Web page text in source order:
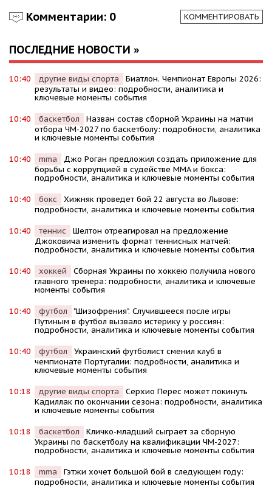
Комментарии: 0 КОММЕНТИРОВАТЬ
ПОСЛЕДНИЕ НОВОСТИ »
10:40 другие виды спорта
Биатлон. Чемпионат Европы 2026:
результаты и видео: подробности, аналитика и
ключевые моменты события
10:40 баскетбол
Назван состав сборной Украины на матчи
отбора ЧМ-2027 по баскетболу: подробности, аналитика
и ключевые моменты события
10:40 mma
Джо Роган предложил создать приложение для
борьбы с коррупцией в судействе MMA и бокса:
подробности, аналитика и ключевые моменты события
10:40 бокс
Хижняк проведет бой 22 августа во Львове:
подробности, аналитика и ключевые моменты события
10:40 теннис
Шелтон отреагировал на предложение
Джоковича изменить формат теннисных матчей:
подробности, аналитика и ключевые моменты события
10:40 хоккей
Сборная Украины по хоккею получила нового
главного тренера: подробности, аналитика и ключевые
моменты события
10:40 футбол
"Шизофрения". Случившееся после игры
Путиным в футбол вызвало истерику у россиян:
подробности, аналитика и ключевые моменты события
10:40 футбол
Украинский футболист сменил клуб в
чемпионате Португалии: подробности, аналитика и
ключевые моменты события
10:18 другие виды спорта
Серхио Перес может покинуть
Кадиллак по окончании сезона: подробности, аналитика
и ключевые моменты события
10:18 баскетбол
Кличко-младший сыграет за сборную
Украины по баскетболу на квалификации ЧМ-2027:
подробности, аналитика и ключевые моменты события
10:18 mma
Гэтжи хочет большой бой в следующем году:
подробности, аналитика и ключевые моменты события